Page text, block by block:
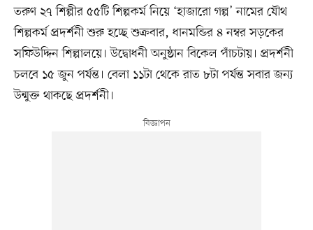
তরুণ ২৭ শিল্পীর ৫৫টি শিল্পকর্ম নিয়ে ‘হাজারো গল্প’ নামের যৌথ
শিল্পকর্ম প্রদর্শনী শুরু হচ্ছে শুক্রবার, ধানমন্ডির ৪ নম্বর সড়কের
সফিউদ্দিন শিল্পালয়ে। উদ্বোধনী অনুষ্ঠান বিকেল পাঁচটায়। প্রদর্শনী
চলবে ১৫ জুন পর্যন্ত। বেলা ১১টা থেকে রাত ৮টা পর্যন্ত সবার জন্য
উন্মুক্ত থাকছে প্রদর্শনী।